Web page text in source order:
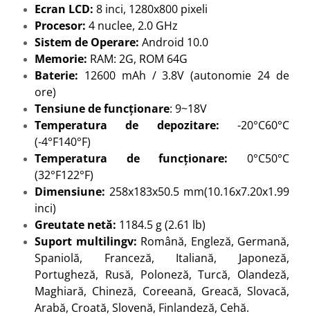
Ecran LCD: 8 inci, 1280x800 pixeli
Procesor: 4 nuclee, 2.0 GHz
Sistem de Operare: Android 10.0
Memorie: RAM: 2G, ROM 64G
Baterie: 12600 mAh / 3.8V (autonomie 24 de
ore)
Tensiune de funcționare: 9~18V
Temperatura de depozitare: -20°C60°C
(-4°F140°F)
Temperatura de funcționare: 0°C50°C
(32°F122°F)
Dimensiune: 258x183x50.5 mm(10.16x7.20x1.99
inci)
Greutate netă: 1184.5 g (2.61 lb)
Suport multilingv: Română, Engleză, Germană,
Spaniolă, Franceză, Italiană, Japoneză,
Portugheză, Rusă, Poloneză, Turcă, Olandeză,
Maghiară, Chineză, Coreeană, Greacă, Slovacă,
Arabă, Croată, Slovenă, Finlandeză, Cehă.